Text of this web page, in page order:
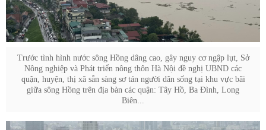
Trước tình hình nước sông Hồng dâng cao, gây nguy cơ ngập lụt, Sở
Nông nghiệp và Phát triển nông thôn Hà Nội đề nghị UBND các
quận, huyện, thị xã sẵn sàng sơ tán người dân sống tại khu vực bãi
giữa sông Hồng trên địa bàn các quận: Tây Hồ, Ba Đình, Long
Biên...